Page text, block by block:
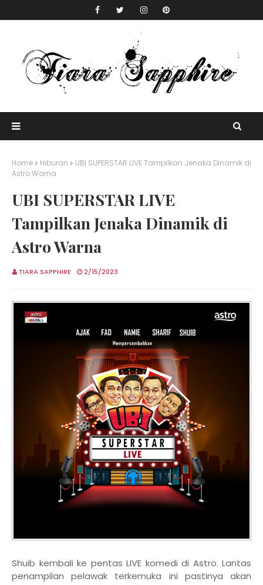
Home Hiburan
UBI SUPERSTAR LIVE Tampilkan Jenaka Dinamik di
Astro Warna
UBI SUPERSTAR LIVE
Tampilkan Jenaka Dinamik di
Astro Warna
TIARA SAPPHIRE 2/15/2023
Shuib kembali ke pentas LIVE komedi di Astro. Lantas
penampilan pelawak terkemuka ini pastinya akan